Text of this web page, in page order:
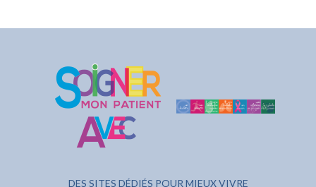
DES SITES DÉDIÉS POUR MIEUX VIVRE